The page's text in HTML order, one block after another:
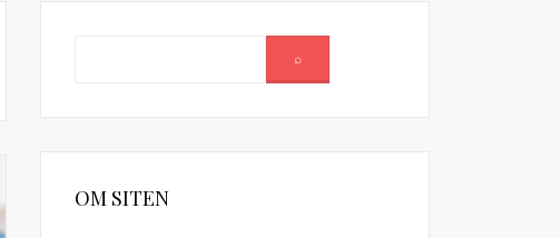
OM SITEN